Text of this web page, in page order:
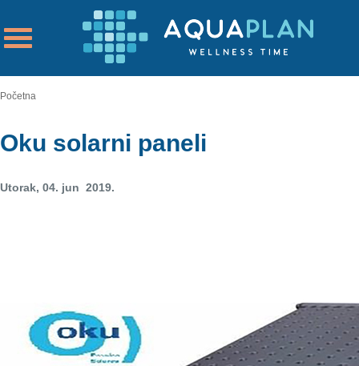
Početna
Oku solarni paneli
Utorak, 04. jun 2019.